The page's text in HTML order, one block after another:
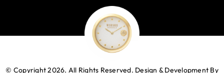
© Copyright 2026. All Rights Reserved. Design & Development By